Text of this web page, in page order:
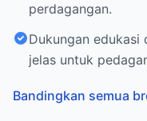
perdagangan.
Dukungan edukasi
jelas untuk
Bandingkan semua